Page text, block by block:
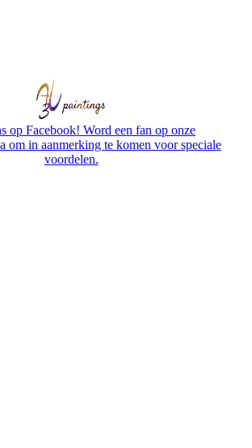
op Facebook! Word een fan op onze
om in aanmerking te komen voor speciale
voordelen.